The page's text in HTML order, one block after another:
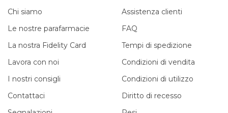
Chi siamo
Le nostre parafarmacie
La nostra Fidelity Card
Lavora con noi
I nostri consigli
Contattaci
Assistenza clienti
FAQ
Tempi di spedizione
Condizioni di vendita
Condizioni di utilizzo
Diritto di recesso